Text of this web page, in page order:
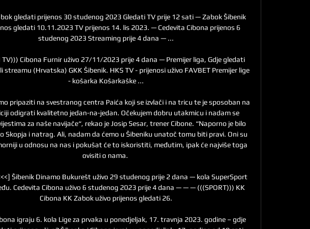
gledati prijenos 30 studenog 2023 Gledati TV prije 12 sati — Zabok Šibenik
gledati 10.11.2023 TV prijenos 14. lis 2023. — Cedevita Cibona prijenos 6
studenog 2023 Streaming prije 4 dana — ...
TV))) Cibona Furnir uživo 27/11/2023 prije 4 dana — Premijer liga, Gdje gledati
streamu (Hrvatska) GKK Šibenik. HKS TV - prijenosi uživo FAVBET Premijer lige
- košarka Košarkaške ...
pripaziti na svestranog centra Paića koji se izvlači i na tricu te je sposoban na
odigrati kvalitetno jedan-na-jedan. Očekujem dobru utakmicu i nadam se
za naše navijače“, rekao je Josip Sesar, trener Cibone. “Naporno je bilo
Skopja i natrag. Ali, nadam da ćemo u Šibeniku unatoč tomu biti pravi. Oni su
u odnosu na nas i pokušat će to iskoristiti, međutim, ipak će najviše toga
ovisiti o nama.
Šibenik Dinamo Bukurešt uživo 29 studenog prije 2 dana — kola SuperSport
Cedevita Cibona uživo 6 studenog 2023 prije 4 dana — — — (((SPORT))) KK
Cibona KK Zabok uživo prijenos gledati 26.
igraju 6. kola Lige za prvaka u ponedjeljak, 17. travnja 2023. godine – gdje